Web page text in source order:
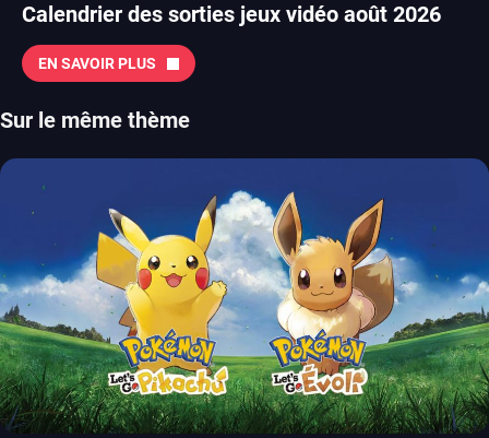
Calendrier des sorties jeux vidéo août 2026
EN SAVOIR PLUS
Sur le même thème